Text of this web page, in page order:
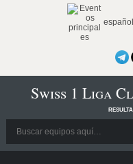
español
Swiss 1 Liga